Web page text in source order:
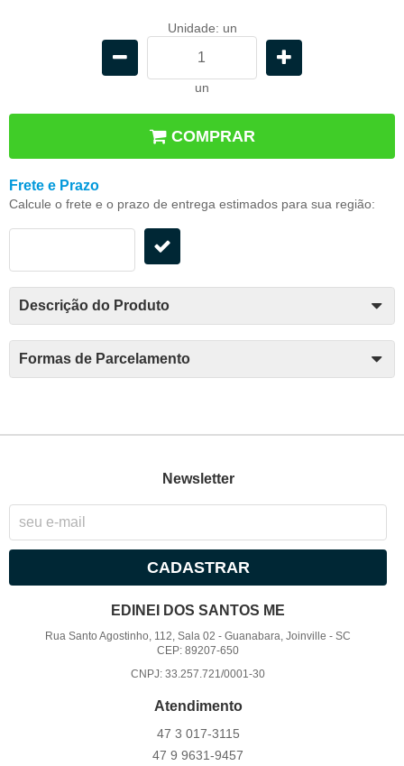
Unidade: un
un
COMPRAR
Frete e Prazo
Calcule o frete e o prazo de entrega estimados para sua região:
Descrição do Produto
Formas de Parcelamento
Newsletter
CADASTRAR
EDINEI DOS SANTOS ME
Rua Santo Agostinho, 112, Sala 02 -Guanabara, Joinville -SC
CEP: 89207-650
CNPJ: 33.257.721/0001-30
Atendimento
47 3 017-3115
47 9 9631-9457